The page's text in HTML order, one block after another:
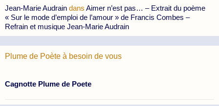
Jean-Marie Audrain dans Aimer n’est pas… – Extrait du poème
« Sur le mode d’emploi de l’amour » de Francis Combes –
Refrain et musique Jean-Marie Audrain
Plume de Poète à besoin de vous
Cagnotte Plume de Poete